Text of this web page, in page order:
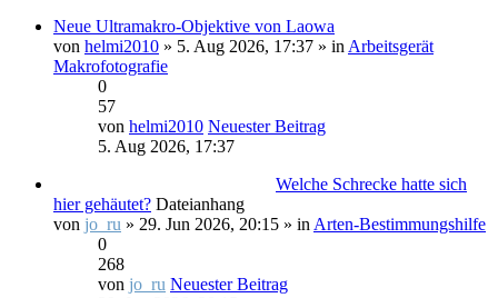
Neue Ultramakro-Objektive von Laowa
von helmi2010 » 5. Aug 2026, 17:37 » in Arbeitsgerät
Makrofotografie
0
57
von helmi2010 Neuester Beitrag
5. Aug 2026, 17:37
Welche Schrecke hatte sich
hier gehäutet? Dateianhang
von jo_ru » 29. Jun 2026, 20:15 » in Arten-Bestimmungshilfe
0
268
von jo_ru Neuester Beitrag